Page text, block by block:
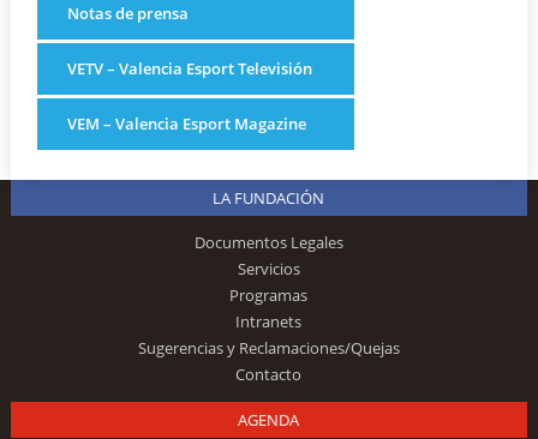
Notas de prensa
VETV – Valencia Esport Televisión
VEM – Valencia Esport Magazine
LA FUNDACIÓN
Documentos Legales
Servicios
Programas
Intranets
Sugerencias y Reclamaciones/Quejas
Contacto
AGENDA